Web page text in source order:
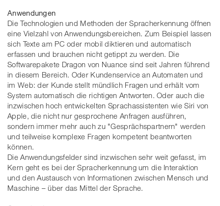
Anwendungen
Die Technologien und Methoden der Spracherkennung öffnen
eine Vielzahl von Anwendungsbereichen. Zum Beispiel lassen
sich Texte am PC oder mobil diktieren und automatisch
erfassen und brauchen nicht getippt zu werden. Die
Softwarepakete Dragon von Nuance sind seit Jahren führend
in diesem Bereich. Oder Kundenservice an Automaten und
im Web: der Kunde stellt mündlich Fragen und erhält vom
System automatisch die richtigen Antworten. Oder auch die
inzwischen hoch entwickelten Sprachassistenten wie Siri von
Apple, die nicht nur gesprochene Anfragen ausführen,
sondern immer mehr auch zu "Gesprächspartnern" werden
und teilweise komplexe Fragen kompetent beantworten
können.
Die Anwendungsfelder sind inzwischen sehr weit gefasst, im
Kern geht es bei der Spracherkennung um die Interaktion
und den Austausch von Informationen zwischen Mensch und
Maschine – über das Mittel der Sprache.